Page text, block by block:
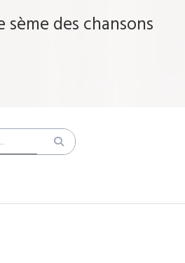
des chansons
Rechercher